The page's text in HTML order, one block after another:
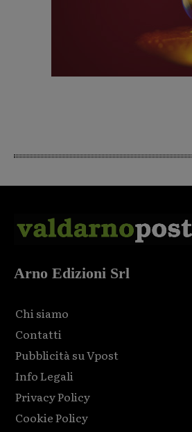
Arno Edizioni Srl
Chi siamo
Contatti
Pubblicità su Vpost
Info Legali
Privacy Policy
Cookie Policy